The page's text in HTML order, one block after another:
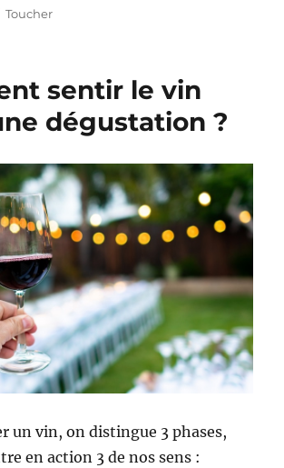
Catégories
Toucher
sentir le vin
dégustation ?
un vin, on distingue 3 phases,
en action 3 de nos sens :